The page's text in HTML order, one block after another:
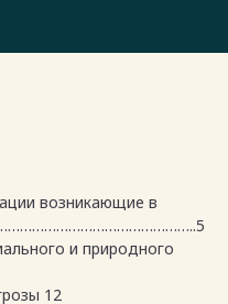
возникающие в
и природного
12